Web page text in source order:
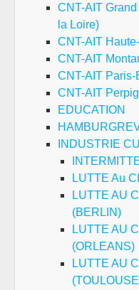
CNT-AIT
la Loire)
CNT-AIT
CNT-AIT
CNT-AIT
CNT-AIT
EDUCATION
INDUSTRIE
LUTTE Au
LUTTE AU
(BERLIN)
LUTTE AU
(ORLEANS)
LUTTE AU